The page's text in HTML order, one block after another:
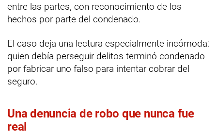
entre las partes, con reconocimiento de los
hechos por parte del condenado.
El caso deja una lectura especialmente incómoda:
quien debía perseguir delitos terminó condenado
por fabricar uno falso para intentar cobrar del
seguro.
Una denuncia de robo que nunca fue
real